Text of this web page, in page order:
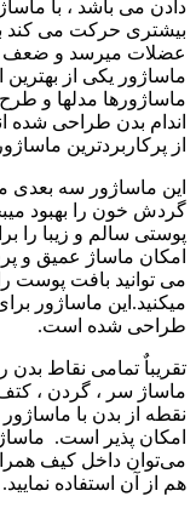
دادن می باشد ، با
بیشتری حرکت می کند
عضلات میرسد و ضعف
ماساژور یکی از بهترین
ماساژورها مدلها و
اندام بدن طراحی شده
از پرکاربردترین
این ماساژور سه بعدی
گردش خون را بهبود
پوستی سالم و زیبا را
امکان ماساژ عمیق و
می توانید بافت پوست
میکنید.این ماساژور
طراحی شده است.
تقریباٌ تمامی نقاط بدن
ماساژ سر ، گردن ، کتف
امکان پذیر است.
می‌توان داخل کیف
هم از آن استفاده نمایید.